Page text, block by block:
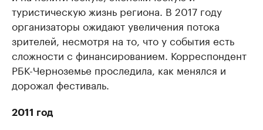
туристическую жизнь региона. В 2017 году
организаторы ожидают увеличения потока
зрителей, несмотря на то, что у события есть
сложности с финансированием. Корреспондент
РБК-Черноземье проследила, как менялся и
дорожал фестиваль.
2011 год